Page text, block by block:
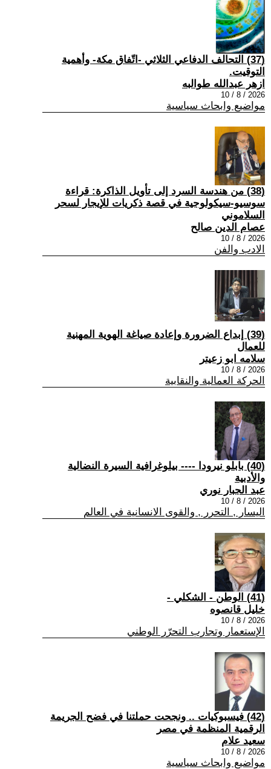
(37) التحالف الدفاعي الثلاثي -اتّفاق مكة- وأهمية
التوقيت.
ازهر عبدالله طوالبه
2026 / 8 / 10
مواضيع وابحاث سياسية
(38) من هندسة السرد إلى تأويل الذاكرة: قراءة
سوسيو-سيكولوجية في قصة ذكريات للإيجار لسحر
السلاموني
عصام الدين صالح
2026 / 8 / 10
الادب والفن
(39) إبداع الضرورة وإعادة صياغة الهوية المهنية
للعمال
سلامه ابو زعيتر
2026 / 8 / 10
الحركة العمالية والنقابية
(40) بابلو نيرودا ---- بيلوغرافية السيرة النضالية
والأدبية
عبد الجبار نوري
2026 / 8 / 10
اليسار , التحرر , والقوى الانسانية في العالم
(41) الوطن - الشكلي -
خليل قانصوه
2026 / 8 / 10
الإستعمار وتجارب التحرّر الوطني
(42) فيسبوكيات .. ونجحت حملتنا في فضح الجريمة
الرقمية المنظمة في مصر
سعيد علام
2026 / 8 / 10
مواضيع وابحاث سياسية